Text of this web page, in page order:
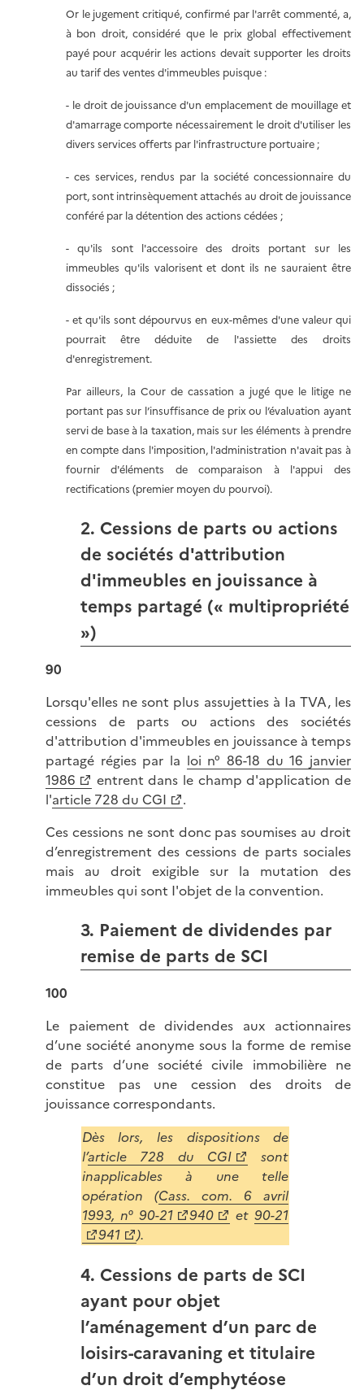
Or le jugement critiqué, confirmé par l'arrêt commenté, a,
à bon droit, considéré que le prix global effectivement
payé pour acquérir les actions devait supporter les droits
au tarif des ventes d'immeubles puisque :
- le droit de jouissance d'un emplacement de mouillage et
d'amarrage comporte nécessairement le droit d'utiliser les
divers services offerts par l'infrastructure portuaire ;
- ces services, rendus par la société concessionnaire du
port, sont intrinsèquement attachés au droit de jouissance
conféré par la détention des actions cédées ;
- qu'ils sont l'accessoire des droits portant sur les
immeubles qu'ils valorisent et dont ils ne sauraient être
dissociés ;
- et qu'ils sont dépourvus en eux-mêmes d'une valeur qui
pourrait être déduite de l'assiette des droits
d'enregistrement.
Par ailleurs, la Cour de cassation a jugé que le litige ne
portant pas sur l’insuffisance de prix ou l’évaluation ayant
servi de base à la taxation, mais sur les éléments à prendre
en compte dans l'imposition, l'administration n'avait pas à
fournir d'éléments de comparaison à l'appui des
rectifications (premier moyen du pourvoi).
2. Cessions de parts ou actions
de sociétés d'attribution
d'immeubles en jouissance à
temps partagé (« multipropriété
»)
90
Lorsqu'elles ne sont plus assujetties à Ia TVA, les
cessions de parts ou actions des sociétés
d'attribution d'immeubles en jouissance à temps
partagé régies par la loi n° 86-18 du 16 janvier
1986
entrent dans le champ d'application de
l'article 728 du CGI
.
Ces cessions ne sont donc pas soumises au droit
d’enregistrement des cessions de parts sociales
mais au droit exigible sur la mutation des
immeubles qui sont I'objet de la convention.
3. Paiement de dividendes par
remise de parts de SCI
100
Le paiement de dividendes aux actionnaires
d’une société anonyme sous la forme de remise
de parts d’une société civile immobilière ne
constitue pas une cession des droits de
jouissance correspondants.
Dès lors, les dispositions de
l’article 728 du CGI
sont
inapplicables à une telle
opération (Cass. com. 6 avril
1993, n° 90-21
940 et90-21
941
).
4. Cessions de parts de SCI
ayant pour objet
l’aménagement d’un parc de
loisirs-caravaning et titulaire
d’un droit d’emphytéose